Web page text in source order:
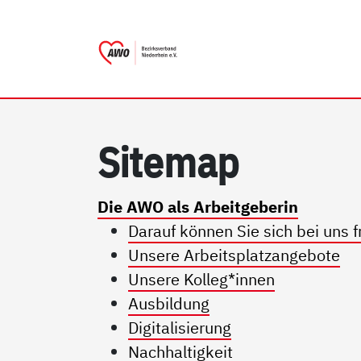
Si­te­map
Die AWO als Arbeitgeberin
Darauf können Sie sich bei uns
Unsere Arbeitsplatzangebote
Unsere Kolleg*innen
Ausbildung
Digitalisierung
Nachhaltigkeit